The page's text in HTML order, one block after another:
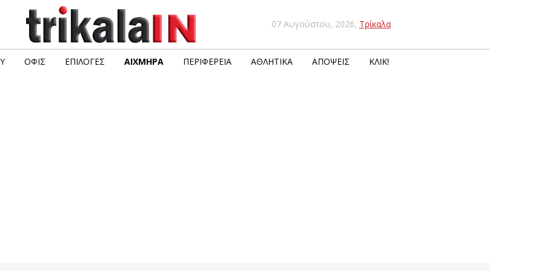
07 Αυγούστου, 2026, Τρίκαλα
ΟΦΙΣ ΕΠΙΛΟΓΈΣ ΑΙΧΜΗΡΆ ΠΕΡΙΦΈΡΕΙΑ ΑΘΛΗΤΙΚΆ ΑΠΌΨΕΙΣ ΚΛΙΚ!